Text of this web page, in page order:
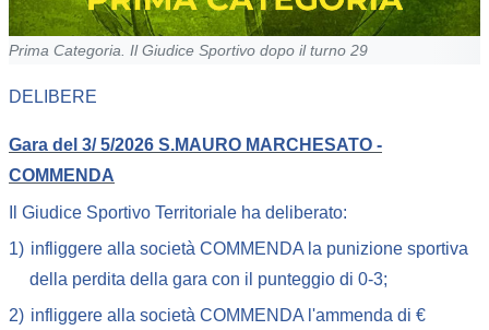
Prima Categoria. Il Giudice Sportivo dopo il turno 29
DELIBERE
Gara del 3/ 5/2026 S.MAURO MARCHESATO -
COMMENDA
Il Giudice Sportivo Territoriale ha deliberato:
1) infliggere alla società COMMENDA la punizione sportiva
della perdita della gara con il punteggio di 0-3;
2) infliggere alla società COMMENDA l'ammenda di €